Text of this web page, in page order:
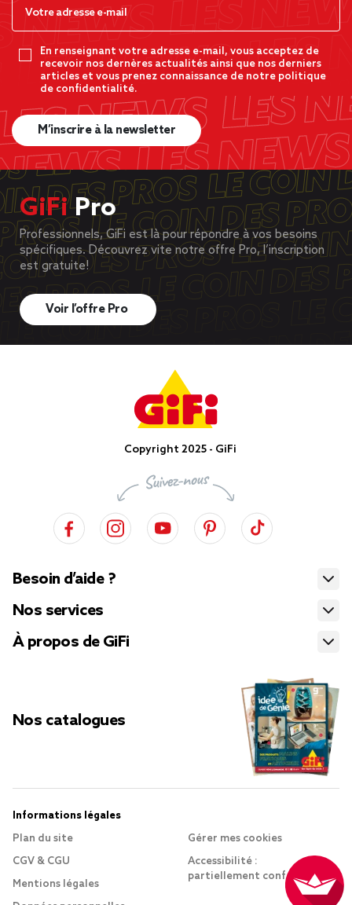
En renseignant votre adresse e-mail, vous acceptez de
recevoir nos dernères actualités ainsi que nos derniers
articles et vous prenez connaissance de notre politique
de confidentialité.
M’inscrire à la newsletter
GiFiPro
Professionnels, GiFi est là pour répondre à vos besoins
spécifiques. Découvrez vite notre offre Pro, l’inscription
est gratuite!
Voir l’offre Pro
Copyright 2025 - GiFi
Besoin d’aide ?
Nos services
À propos de GiFi
Nos catalogues
Informations légales
Plan du site
CGV & CGU
Mentions légales
Gérer mes cookies
Accessibilité :
partiellement conforme